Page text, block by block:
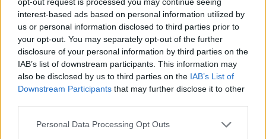
interest-based ads based on personal information utilized by
us or personal information disclosed to third parties prior to
your opt-out. You may separately opt-out of the further
disclosure of your personal information by third parties on the
IAB’s list of downstream participants. This information may
also be disclosed by us to third parties on the IAB’s List of
Downstream Participants that may further disclose it to other
Please note that this website/app uses one or more Google
Personal Data Processing Opt Outs